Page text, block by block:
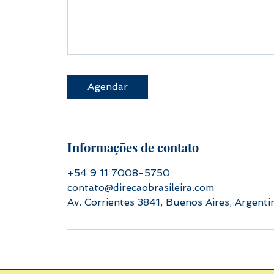
Agendar
Informações de contato
+54 9 11 7008-5750
contato@direcaobrasileira.com
Av. Corrientes 3841, Buenos Aires,